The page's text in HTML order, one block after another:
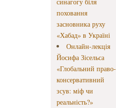
поховання
засновника руху
«Хабад» в Україні
Онлайн-лекція
Йосифа Зісельса
«Глобальний право-
консервативний
зсув: міф чи
реальність?»